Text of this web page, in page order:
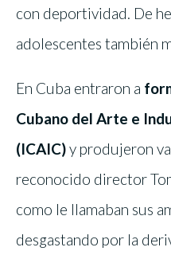
con deportividad. De
adolescentes también
En Cuba entraron a
Cubano del Arte e
(ICAIC)y produjeron
reconocido director
como le llamaban sus
desgastando por la